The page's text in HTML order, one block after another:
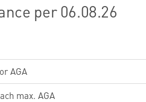
per 06.08.26
AGA
max. AGA